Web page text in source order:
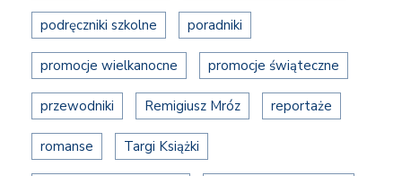
podręczniki szkolne poradniki
promocje wielkanocne promocje świąteczne
przewodniki Remigiusz Mróz reportaże
romanse Targi Książki